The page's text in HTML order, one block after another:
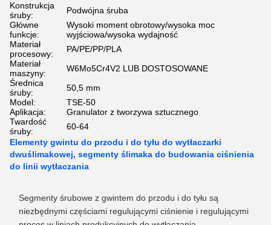
Konstrukcja
śruby:
Podwójna śruba
Główne
funkcje:
Wysoki moment obrotowy/wysoka moc
wyjściowa/wysoka wydajność
Materiał
procesowy:
PA/PE/PP/PLA
Materiał
maszyny:
W6Mo5Cr4V2 LUB DOSTOSOWANE
Średnica
śruby:
50,5 mm
Model:
TSE-50
Aplikacja:
Granulator z tworzywa sztucznego
Twardość
śruby:
60-64
Elementy gwintu do przodu i do tyłu do wytłaczarki
dwuślimakowej, segmenty ślimaka do budowania ciśnienia
do linii wytłaczania
Segmenty śrubowe z gwintem do przodu i do tyłu są
niezbędnymi częściami regulującymi ciśnienie i regulującymi